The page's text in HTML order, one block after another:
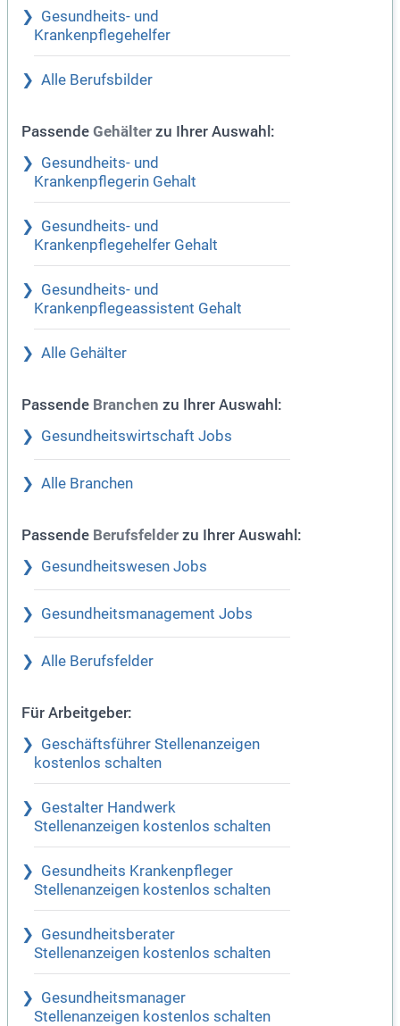
Gesundheits- und
Krankenpflegehelfer
Alle Berufsbilder
Passende Gehälter zu Ihrer Auswahl:
Gesundheits- und
Krankenpflegerin Gehalt
Gesundheits- und
Krankenpflegehelfer Gehalt
Gesundheits- und
Krankenpflegeassistent Gehalt
Alle Gehälter
Passende Branchen zu Ihrer Auswahl:
Gesundheitswirtschaft Jobs
Alle Branchen
Passende Berufsfelder zu Ihrer Auswahl:
Gesundheitswesen Jobs
Gesundheitsmanagement Jobs
Alle Berufsfelder
Für Arbeitgeber:
Geschäftsführer Stellenanzeigen
kostenlos schalten
Gestalter Handwerk
Stellenanzeigen kostenlos schalten
Gesundheits Krankenpfleger
Stellenanzeigen kostenlos schalten
Gesundheitsberater
Stellenanzeigen kostenlos schalten
Gesundheitsmanager
Stellenanzeigen kostenlos schalten